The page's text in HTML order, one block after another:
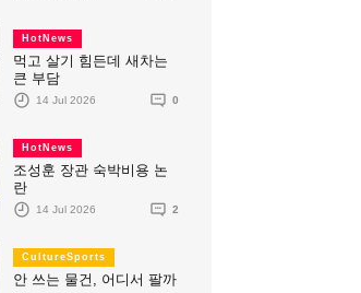
HotNews
먹고 살기 힘든데 새차는
큰 부담
14 Jul 2026 0
HotNews
조성훈 장관 숙박비용 논
란
14 Jul 2026 2
CultureSports
안 쓰는 물건, 어디서 팔까